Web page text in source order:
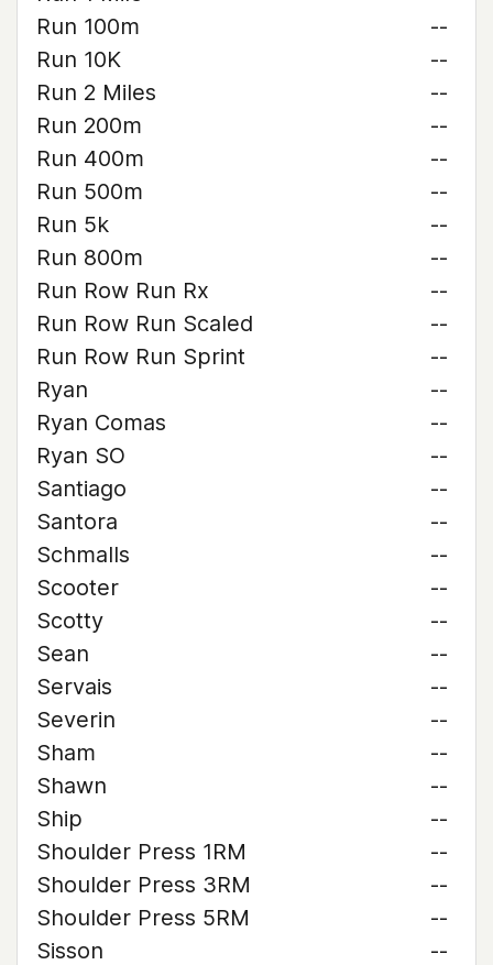
Run 100m
--
Run 10K
--
Run 2 Miles
--
Run 200m
--
Run 400m
--
Run 500m
--
Run 5k
--
Run 800m
--
Run Row Run Rx
--
Run Row Run Scaled
--
Run Row Run Sprint
--
Ryan
--
Ryan Comas
--
Ryan SO
--
Santiago
--
Santora
--
Schmalls
--
Scooter
--
Scotty
--
Sean
--
Servais
--
Severin
--
Sham
--
Shawn
--
Ship
--
Shoulder Press 1RM
--
Shoulder Press 3RM
--
Shoulder Press 5RM
--
Sisson
--